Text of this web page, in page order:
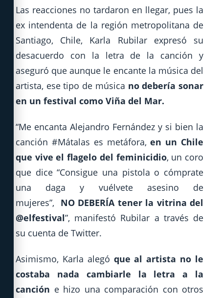
Las reacciones no tardaron en llegar, pues la
ex intendenta de la región metropolitana de
Santiago, Chile, Karla Rubilar expresó su
desacuerdo con la letra de la canción y
aseguró que aunque le encante la música del
artista, ese tipo de música no debería sonar
en un festival como Viña del Mar.
“Me encanta Alejandro Fernández y si bien la
canción #Mátalas es metáfora,en un Chile
que vive el flagelo del feminicidio, un coro
que dice “Consigue una pistola o cómprate
una daga y vuélvete asesino de
mujeres”, NO DEBERÍA tener la vitrina del
@elfestival”, manifestó Rubilar a través de
su cuenta de Twitter.
Asimismo, Karla alegó que al artista no le
costaba nada cambiarle la letra a la
canción e hizo una comparación con otros